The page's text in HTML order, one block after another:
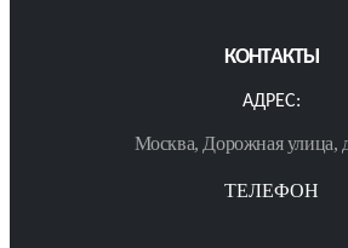
КОНТАКТЫ
АДРЕС:
Москва, Дорожная улица,
ТЕЛЕФОН